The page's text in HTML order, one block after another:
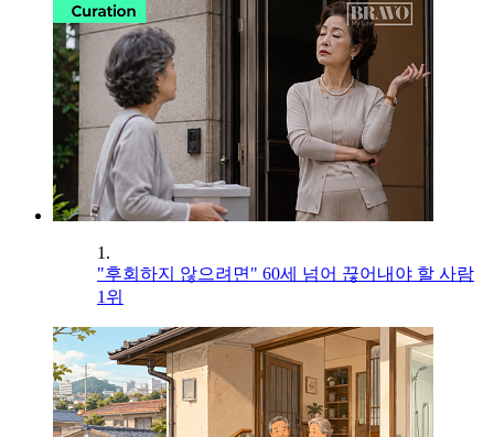
1.
"후회하지 않으려면" 60세 넘어 끊어내야 할 사람
1위